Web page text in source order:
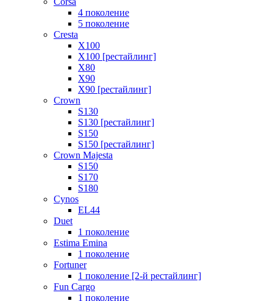
4 поколение
5 поколение
Cresta
X100
X100 [рестайлинг]
X80
X90
X90 [рестайлинг]
Crown
S130
S130 [рестайлинг]
S150
S150 [рестайлинг]
Crown Majesta
S150
S170
S180
Cynos
EL44
Duet
1 поколение
Estima Emina
1 поколение
Fortuner
1 поколение [2-й рестайлинг]
Fun Cargo
1 поколение